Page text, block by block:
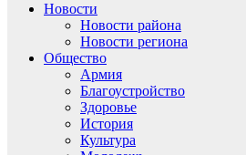
Новости
Новости района
Новости региона
Общество
Армия
Благоустройство
Здоровье
История
Культура